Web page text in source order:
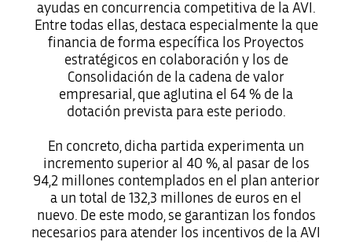
ayudas en concurrencia competitiva de la AVI.
Entre todas ellas, destaca especialmente la que
financia de forma específica los Proyectos
estratégicos en colaboración y los de
Consolidación de la cadena de valor
empresarial, que aglutina el 64 % de la
dotación prevista para este periodo.
En concreto, dicha partida experimenta un
incremento superior al 40 %, al pasar de los
94,2 millones contemplados en el plan anterior
a un total de 132,3 millones de euros en el
nuevo. De este modo, se garantizan los fondos
necesarios para atender los incentivos de la AVI